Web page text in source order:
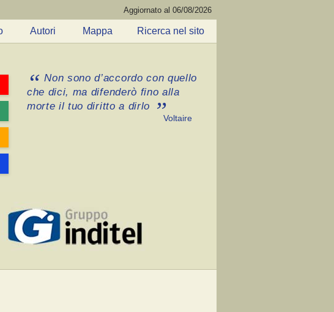
Aggiornato al 06/08/2026
Autori Mappa Ricerca nel sito
Non sono d’accordo con quello
che dici, ma difenderò fino alla
morte il tuo diritto a dirlo
Voltaire